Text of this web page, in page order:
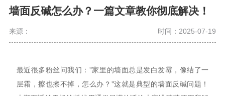
墙面反碱怎么办？一篇文章教你彻底解决！
来源： 时间：2025-07-19
最近很多粉丝问我们："家里的墙面总是发白发霉，像结了一
层霜，擦也擦不掉，怎么办？"这就是典型的墙面反碱问题！